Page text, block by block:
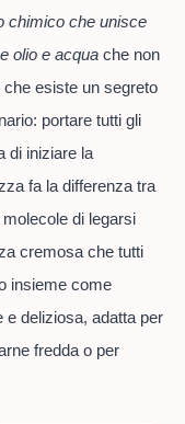
chimico che unisce
olio e acqua che non
esiste un segreto
portare tutti gli
di iniziare la
fa la differenza tra
di legarsi
cremosa che tutti
insieme come
e deliziosa, adatta per
fredda o per